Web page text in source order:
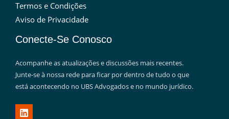
Termos e Condições
Aviso de Privacidade
Conecte-Se Conosco
Acompanhe as atualizações e discussões mais recentes.
Junte-se à nossa rede para ficar por dentro de tudo o que
está acontecendo no UBS Advogados e no mundo jurídico.